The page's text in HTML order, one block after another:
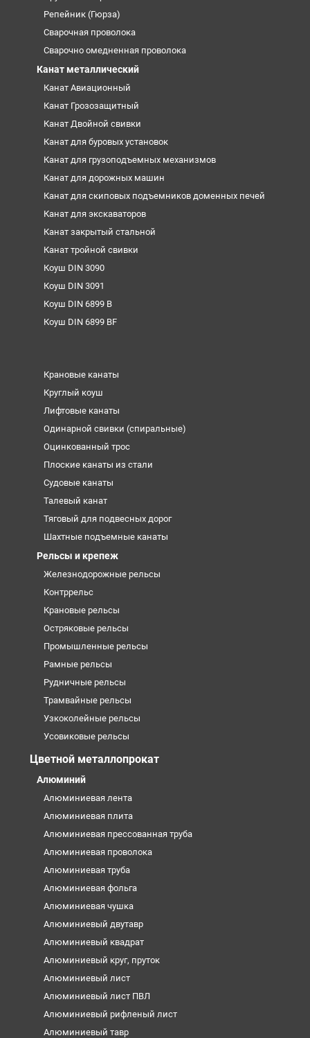
Репейник (Гюрза)
Сварочная проволока
Сварочно омедненная проволока
Канат металлический
Канат Авиационный
Канат Грозозащитный
Канат Двойной свивки
Канат для буровых установок
Канат для грузоподъемных механизмов
Канат для дорожных машин
Канат для скиповых подъемников доменных печей
Канат для экскаваторов
Канат закрытый стальной
Канат тройной свивки
Коуш DIN 3090
Коуш DIN 3091
Коуш DIN 6899 B
Коуш DIN 6899 BF
Крановые канаты
Круглый коуш
Лифтовые канаты
Одинарной свивки (спиральные)
Оцинкованный трос
Плоские канаты из стали
Судовые канаты
Талевый канат
Тяговый для подвесных дорог
Шахтные подъемные канаты
Рельсы и крепеж
Железнодорожные рельсы
Контррельс
Крановые рельсы
Остряковые рельсы
Промышленные рельсы
Рамные рельсы
Рудничные рельсы
Трамвайные рельсы
Узкоколейные рельсы
Усовиковые рельсы
Цветной металлопрокат
Алюминий
Алюминиевая лента
Алюминиевая плита
Алюминиевая прессованная труба
Алюминиевая проволока
Алюминиевая труба
Алюминиевая фольга
Алюминиевая чушка
Алюминиевый двутавр
Алюминиевый квадрат
Алюминиевый круг, пруток
Алюминиевый лист
Алюминиевый лист ПВЛ
Алюминиевый рифленый лист
Алюминиевый тавр